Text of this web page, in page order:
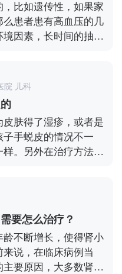
比如遗传性，如果家
患者患有高血压的几
因素，长时间的抽
多吃高热量和高能量
也是很高。然后不良
人总是不爱运动，很
高血压患者来说，平
的睡眠，不能够长时
动。
院 儿科
肤得了湿疹，或者是
手蜕皮的情况不一
。另外在治疗方法上
皮，但是双手不会痒
冬季也比较常见，一
就容易剥落，通常这
痊愈。在日常生活
的东西，比如肥皂和
要怎么治疗？
不断增长，使得肾小
说，在临床病例当
要原因，大多数肾囊